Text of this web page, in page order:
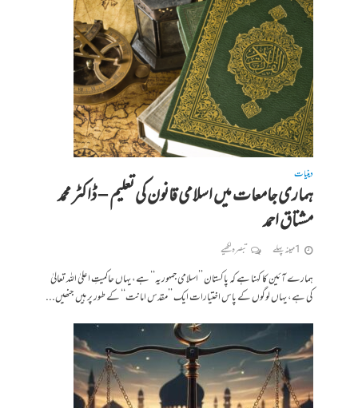
دینیات
ہماری جامعات میں اسلامی قانون کی تعلیم – ڈاکٹر محمد
مشتاق احمد
1 مہینہ پہلے تبصرہ لکھیے
ہمارے آئین کا کہنا ہے کہ پاکستان ’’اسلامی جمہوریہ‘‘ ہے، یہاں حاکمیتِ اعلیٰ اللہ تعالیٰ
کی ہے، یہاں لوگوں کے پاس اختیارات ایک ’’مقدس امانت‘‘ کے طور پر ہیں جنھیں...